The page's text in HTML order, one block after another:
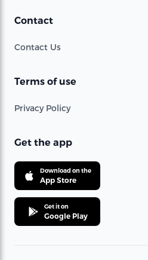
Contact
Contact Us
Terms of use
Privacy Policy
Get the app
Download on the
App Store
Get it on
Google Play